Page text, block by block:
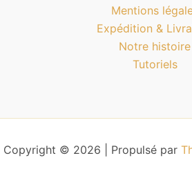
Mentions
Expédition &
Notre histoire
Tutoriels
Copyright © 2026 | Propulsé par